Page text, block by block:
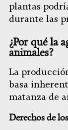
plantas
durante las
¿Por qué la
animales?
La
basa
matanza de
Derechos de